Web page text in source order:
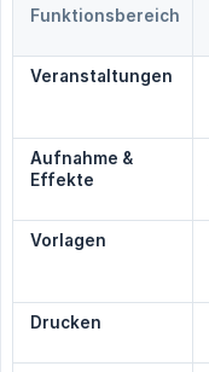
Funktionsbereich
Veranstaltungen
Aufnahme &
Effekte
Vorlagen
Drucken